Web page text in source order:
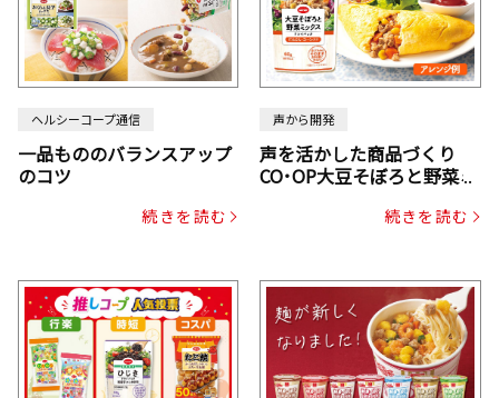
ヘルシーコープ通信
一品もののバランスアップ
のコツ
続きを読む
声から開発
声を活かした商品づくり
CO･OP大豆そぼろと野菜ミ
じん・コーン入り）続きを読む